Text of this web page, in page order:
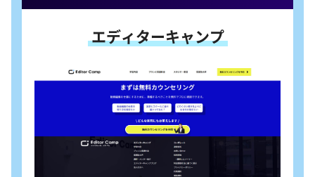
エディターキャンプ